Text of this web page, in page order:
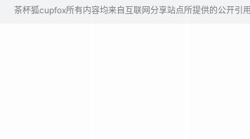
茶杯狐cupfox所有内容均来自互联网分享站点所提供的公开引